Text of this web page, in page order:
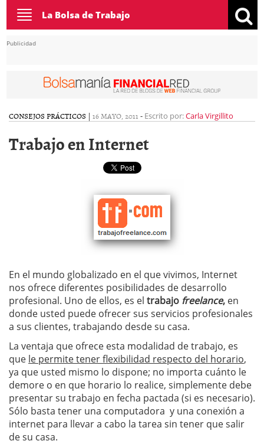
Toggle
navigation
La Bolsa de Trabajo
Publicidad
CONSEJOS PRÁCTICOS | 16 MAYO, 2011 - Escrito por:Carla Virgillito
Trabajo en Internet
En el mundo globalizado en el que vivimos, Internet
nos ofrece diferentes posibilidades de desarrollo
profesional. Uno de ellos, es el trabajo freelance, en
donde usted puede ofrecer sus servicios profesionales
a sus clientes, trabajando desde su casa.
La ventaja que ofrece esta modalidad de trabajo, es
que le permite tener flexibilidad respecto del horario,
ya que usted mismo lo dispone; no importa cuánto le
demore o en que horario lo realice, simplemente debe
presentar su trabajo en fecha pactada (si es necesario).
Sólo basta tener una computadora y una conexión a
internet para llevar a cabo la tarea sin tener que salir
de su casa.